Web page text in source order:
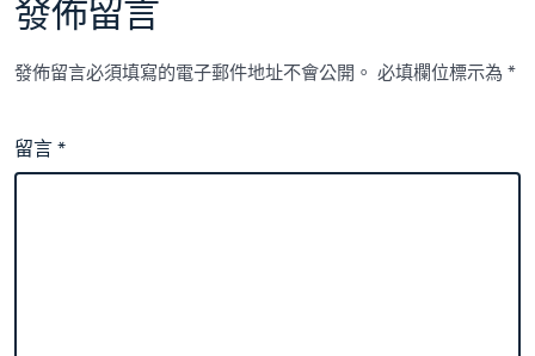
發佈留言
發佈留言必須填寫的電子郵件地址不會公開。 必填欄位標示為*
留言*